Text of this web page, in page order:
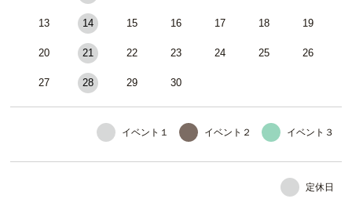
13 14 15 16 17 18 19
20 21 22 23 24 25 26
27 28 29 30
イベント１ イベント２ イベント３
定休日